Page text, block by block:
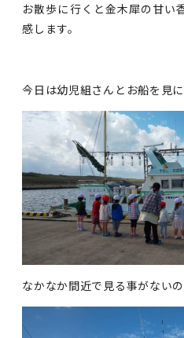
お散歩に行くと金木犀の甘い
感します。
今日は幼児組さんとお船を見
なかなか間近で見る事がない